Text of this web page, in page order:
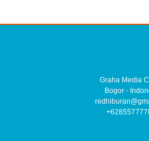
Graha Media
Bogor -